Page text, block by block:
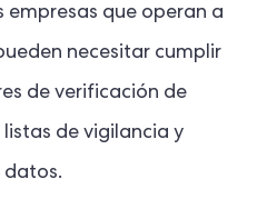
empresas que operan a
necesitar cumplir
de verificación de
de vigilancia y
datos.